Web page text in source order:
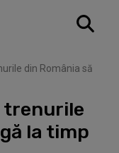
din România să
trenurile
la timp